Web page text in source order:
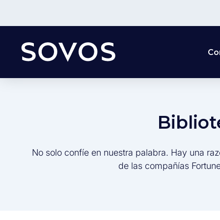
No solo confíe en nuestra palabra. Hay una
de las compañías